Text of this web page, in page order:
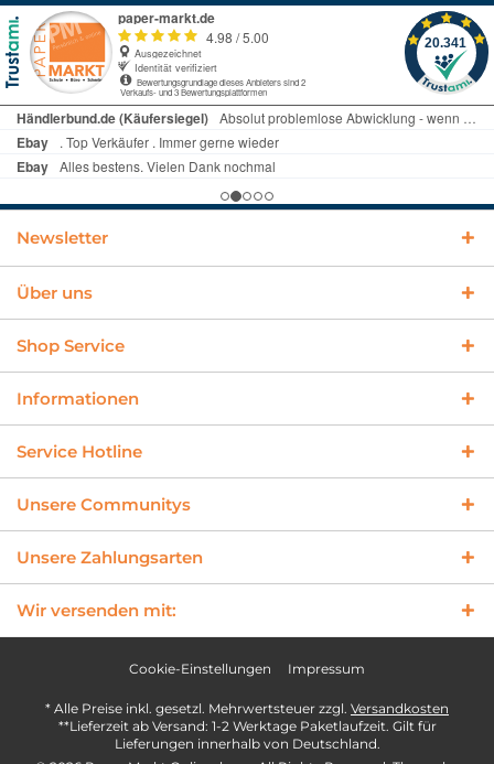
Newsletter
Über uns
Shop Service
Informationen
Service Hotline
Unsere Communitys
Unsere Zahlungsarten
Wir versenden mit:
Cookie-Einstellungen Impressum
* Alle Preise inkl. gesetzl. Mehrwertsteuer zzgl. Versandkosten
**Lieferzeit ab Versand: 1-2 Werktage Paketlaufzeit. Gilt für
Lieferungen innerhalb von Deutschland.